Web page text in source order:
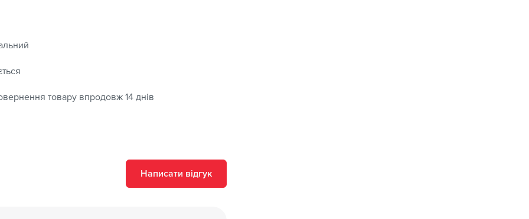
товару впродовж 14 днів
Написати відгук